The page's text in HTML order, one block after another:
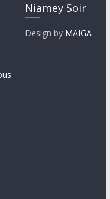
Niamey Soir
Design by MAIGA